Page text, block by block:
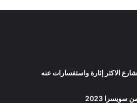
الاكثر إثارة واستفسارات عنه